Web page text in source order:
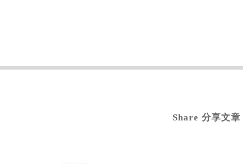
Share 分享文章